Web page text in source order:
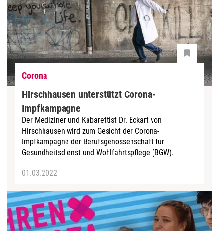
Corona
Hirschhausen unterstützt Corona-
Impfkampagne
Der Mediziner und Kabarettist Dr. Eckart von
Hirschhausen wird zum Gesicht der Corona-
Impfkampagne der Berufsgenossenschaft für
Gesundheitsdienst und Wohlfahrtspflege (BGW).
01.03.2022